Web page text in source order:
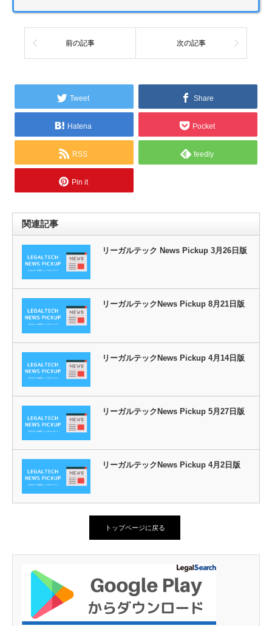
前の記事 次の記事
Tweet Share
Hatena Pocket
RSS feedly
Pin it
関連記事
リーガルテック News Pickup 3月26日版
リーガルテックNews Pickup 8月21日版
リーガルテックNews Pickup 4月14日版
リーガルテックNews Pickup 5月27日版
リーガルテックNews Pickup 4月2日版
トップページに戻る